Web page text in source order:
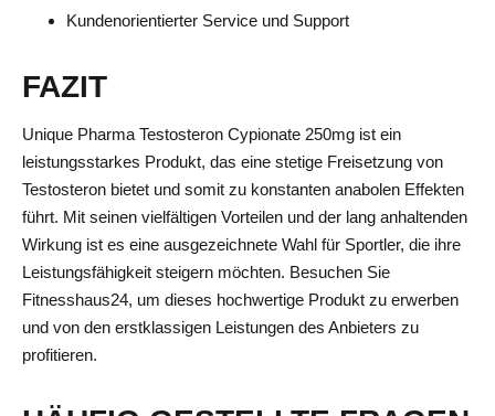
Kundenorientierter Service und Support
FAZIT
Unique Pharma Testosteron Cypionate 250mg ist ein
leistungsstarkes Produkt, das eine stetige Freisetzung von
Testosteron bietet und somit zu konstanten anabolen Effekten
führt. Mit seinen vielfältigen Vorteilen und der lang anhaltenden
Wirkung ist es eine ausgezeichnete Wahl für Sportler, die ihre
Leistungsfähigkeit steigern möchten. Besuchen Sie
Fitnesshaus24, um dieses hochwertige Produkt zu erwerben
und von den erstklassigen Leistungen des Anbieters zu
profitieren.